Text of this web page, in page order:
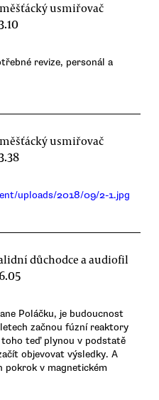
usmiřovač
revize, personál a
usmiřovač
uploads/2018/09/2-1.jpg
důchodce a audiofil
Poláčku, je budoucnost
začnou fúzní reaktory
toho teď plynou v podstatě
objevovat výsledky. A
pokrok v magnetickém